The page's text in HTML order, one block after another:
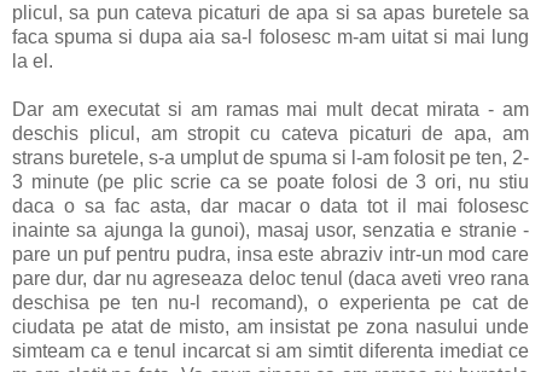
plicul, sa pun cateva picaturi de apa si sa apas buretele sa
faca spuma si dupa aia sa-l folosesc m-am uitat si mai lung
la el.
Dar am executat si am ramas mai mult decat mirata - am
deschis plicul, am stropit cu cateva picaturi de apa, am
strans buretele, s-a umplut de spuma si l-am folosit pe ten, 2-
3 minute (pe plic scrie ca se poate folosi de 3 ori, nu stiu
daca o sa fac asta, dar macar o data tot il mai folosesc
inainte sa ajunga la gunoi), masaj usor, senzatia e stranie -
pare un puf pentru pudra, insa este abraziv intr-un mod care
pare dur, dar nu agreseaza deloc tenul (daca aveti vreo rana
deschisa pe ten nu-l recomand), o experienta pe cat de
ciudata pe atat de misto, am insistat pe zona nasului unde
simteam ca e tenul incarcat si am simtit diferenta imediat ce